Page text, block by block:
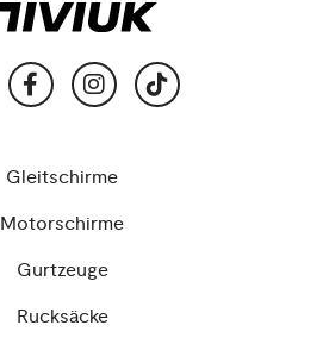
Gleitschirme
Motorschirme
Gurtzeuge
Rucksäcke